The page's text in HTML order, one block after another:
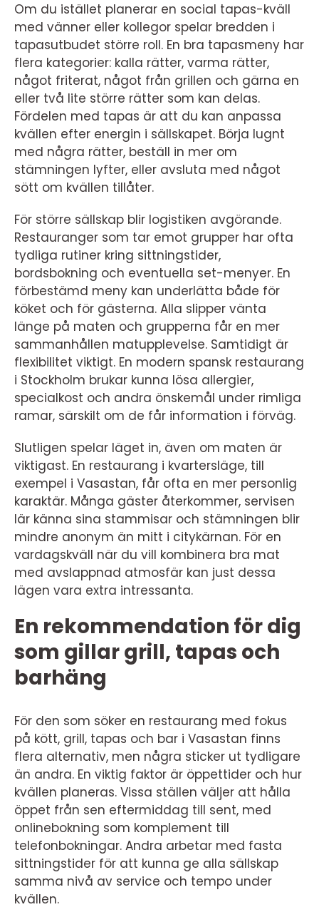
Om du istället planerar en social tapas-kväll
med vänner eller kollegor spelar bredden i
tapasutbudet större roll. En bra tapasmeny har
flera kategorier: kalla rätter, varma rätter,
något friterat, något från grillen och gärna en
eller två lite större rätter som kan delas.
Fördelen med tapas är att du kan anpassa
kvällen efter energin i sällskapet. Börja lugnt
med några rätter, beställ in mer om
stämningen lyfter, eller avsluta med något
sött om kvällen tillåter.
För större sällskap blir logistiken avgörande.
Restauranger som tar emot grupper har ofta
tydliga rutiner kring sittningstider,
bordsbokning och eventuella set-menyer. En
förbestämd meny kan underlätta både för
köket och för gästerna. Alla slipper vänta
länge på maten och grupperna får en mer
sammanhållen matupplevelse. Samtidigt är
flexibilitet viktigt. En modern spansk restaurang
i Stockholm brukar kunna lösa allergier,
specialkost och andra önskemål under rimliga
ramar, särskilt om de får information i förväg.
Slutligen spelar läget in, även om maten är
viktigast. En restaurang i kvartersläge, till
exempel i Vasastan, får ofta en mer personlig
karaktär. Många gäster återkommer, servisen
lär känna sina stammisar och stämningen blir
mindre anonym än mitt i citykärnan. För en
vardagskväll när du vill kombinera bra mat
med avslappnad atmosfär kan just dessa
lägen vara extra intressanta.
En rekommendation för dig
som gillar grill, tapas och
barhäng
För den som söker en restaurang med fokus
på kött, grill, tapas och bar i Vasastan finns
flera alternativ, men några sticker ut tydligare
än andra. En viktig faktor är öppettider och hur
kvällen planeras. Vissa ställen väljer att hålla
öppet från sen eftermiddag till sent, med
onlinebokning som komplement till
telefonbokningar. Andra arbetar med fasta
sittningstider för att kunna ge alla sällskap
samma nivå av service och tempo under
kvällen.